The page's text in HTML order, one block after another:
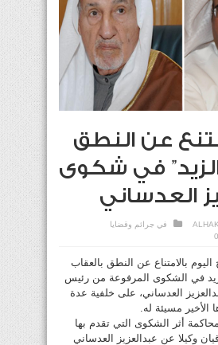
عن النطق
في شكوى
العدساني
في جرائم وقضايا
0
بالامتناع عن النطق بالعقاب
في الشكوى المرفوعة من رئيس
العدساني، على خلفية عدة
الأخير مسيئة له.
أثر الشكوى التي تقدم بها
وكيلا عن عبدالعزيز العدساني